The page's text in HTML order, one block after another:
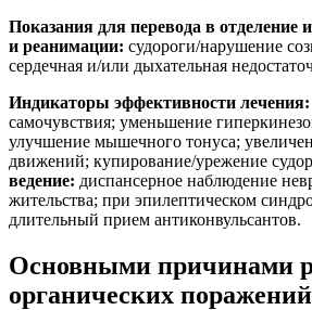
Показания для перевода в отделение
и реанимации: судороги/нарушение
сердечная и/или дыхательная
Индикаторы эффективности лечения:
самочувствия; уменьшение
улучшение мышечного тонуса;
движений; купирование/урежение
ведение: диспансерное наблюдение
жительства; при эпилептическом
длительный прием антиконвульсантов.
Основными причинами
органических